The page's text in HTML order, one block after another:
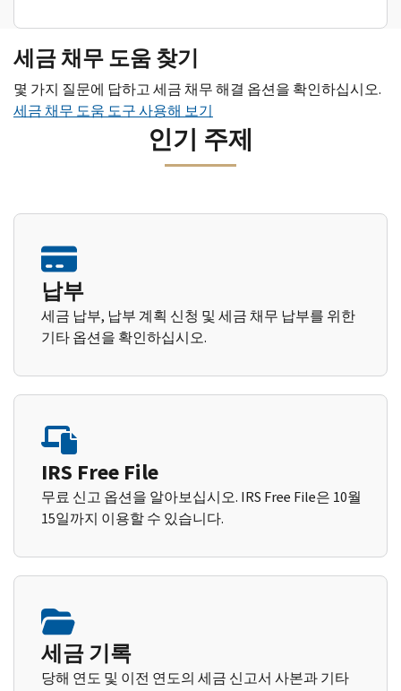
세금 채무 도움 찾기
몇 가지 질문에 답하고 세금 채무 해결 옵션을 확인하십시오.
세금 채무 도움 도구 사용해 보기
인기 주제
납부
세금 납부, 납부 계획 신청 및 세금 채무 납부를 위한
기타 옵션을 확인하십시오.
IRS Free File
무료 신고 옵션을 알아보십시오. IRS Free File은 10월
15일까지 이용할 수 있습니다.
세금 기록
당해 연도 및 이전 연도의 세금 신고서 사본과 기타